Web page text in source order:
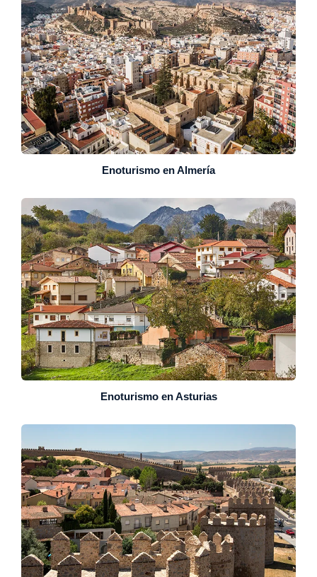
Enoturismo en Almería
Enoturismo en Asturias